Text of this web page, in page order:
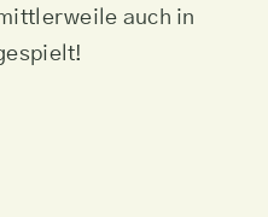
auch in